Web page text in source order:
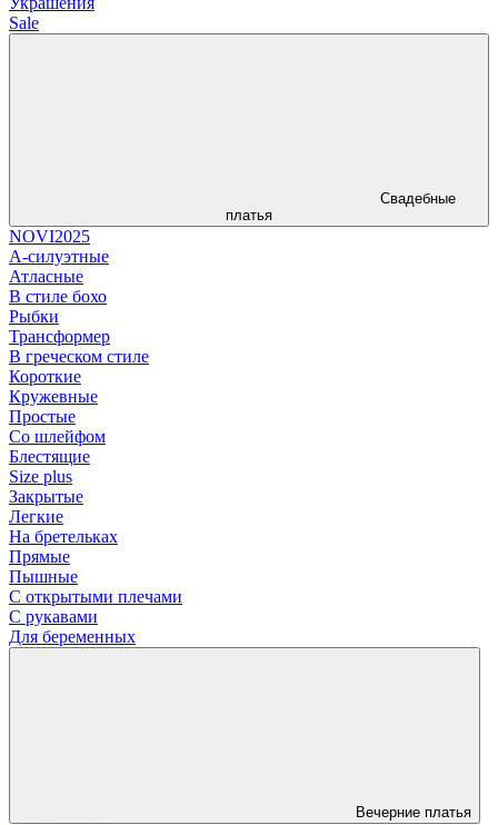
Sale
Свадебные
платья
NOVI2025
А-силуэтные
Атласные
В стиле бохо
Рыбки
Трансформер
В греческом стиле
Короткие
Кружевные
Простые
Со шлейфом
Блестящие
Size plus
Закрытые
Легкие
На бретельках
Прямые
Пышные
С открытыми плечами
С рукавами
Для беременных
Вечерние платья